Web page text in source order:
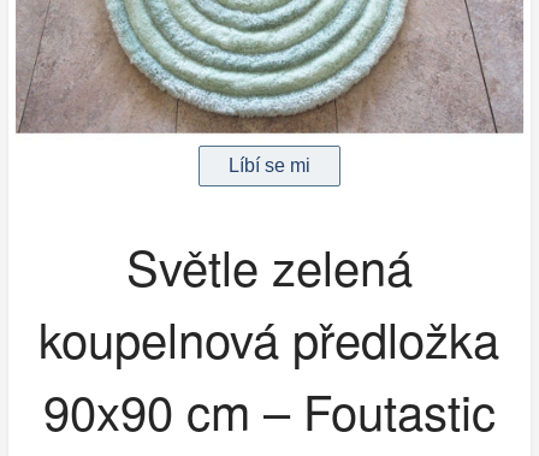
Světle zelená
koupelnová předložka
90x90 cm – Foutastic